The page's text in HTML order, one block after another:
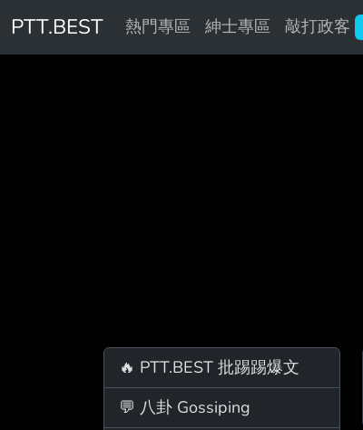
PTT.BEST 熱門專區 紳士專區 敲打政客
🔥 PTT.BEST 批踢踢爆文
💬 八卦 Gossiping